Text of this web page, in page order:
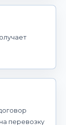
перевозку